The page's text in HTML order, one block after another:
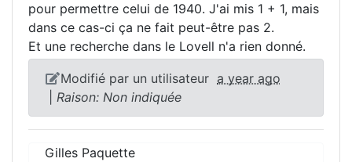
pour permettre celui de 1940. J'ai mis 1 + 1, mais
dans ce cas-ci ça ne fait peut-être pas 2.
Et une recherche dans le Lovell n'a rien donné.
Modifié par un utilisateur a year ago
Raison: Non indiquée
Gilles Paquette